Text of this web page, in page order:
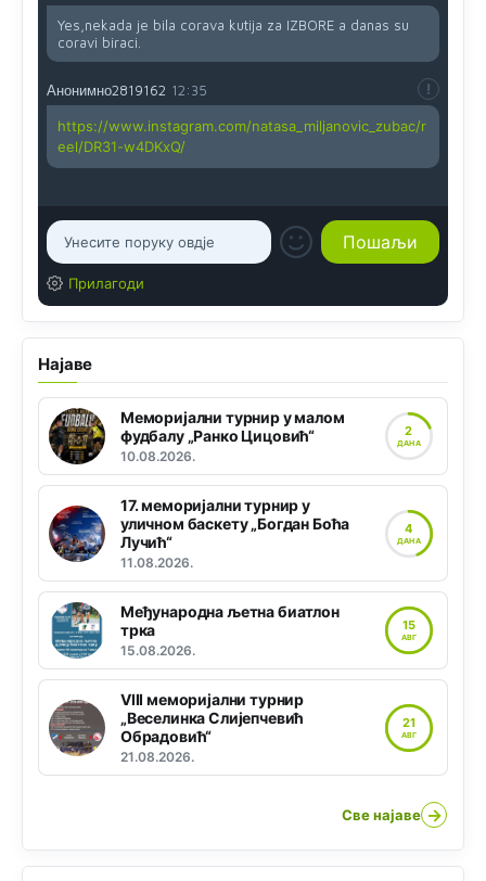
Yes,nekada je bila corava kutija za IZBORE a danas su
coravi biraci.
Анонимно2819162 12:35
https://www.instagram.com/natasa_miljanovic_zubac/r
eel/DR31-w4DKxQ/
Прилагоди
Најаве
Меморијални турнир у малом
фудбалу „Ранко Цицовић“
10.08.2026.
2
ДАНА
17. меморијални турнир у
уличном баскету „Богдан Боћа
Лучић“
11.08.2026.
4
ДАНА
Међународна љетна биатлон
трка
15.08.2026.
15
АВГ
VIII меморијални турнир
„Веселинка Слијепчевић
Обрадовић“
21.08.2026.
21
АВГ
Све најаве →